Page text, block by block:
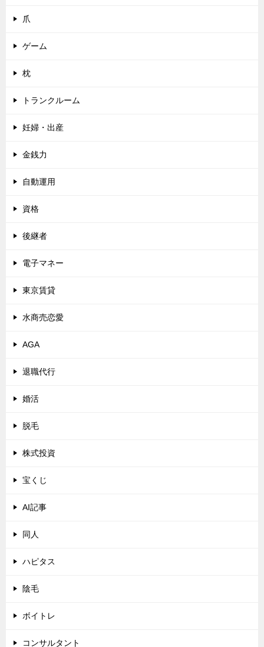
爪
ゲーム
枕
トランクルーム
妊婦・出産
金銭力
自動運用
資格
後継者
電子マネー
東京賃貸
水商売恋愛
AGA
退職代行
婚活
脱毛
株式投資
宝くじ
AI記事
同人
ハピタス
陰毛
ボイトレ
コンサルタント